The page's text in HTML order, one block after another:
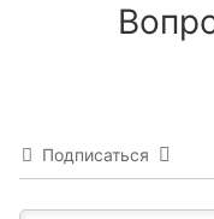
Подписаться